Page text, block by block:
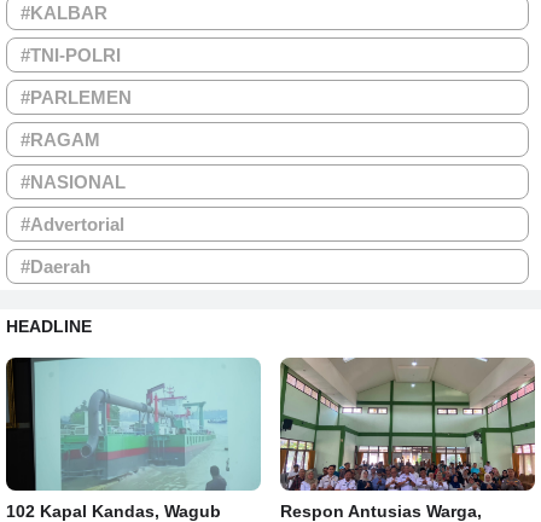
#KALBAR
#TNI-POLRI
#PARLEMEN
#RAGAM
#NASIONAL
#Advertorial
#Daerah
HEADLINE
102 Kapal Kandas, Wagub
Respon Antusias Warga,